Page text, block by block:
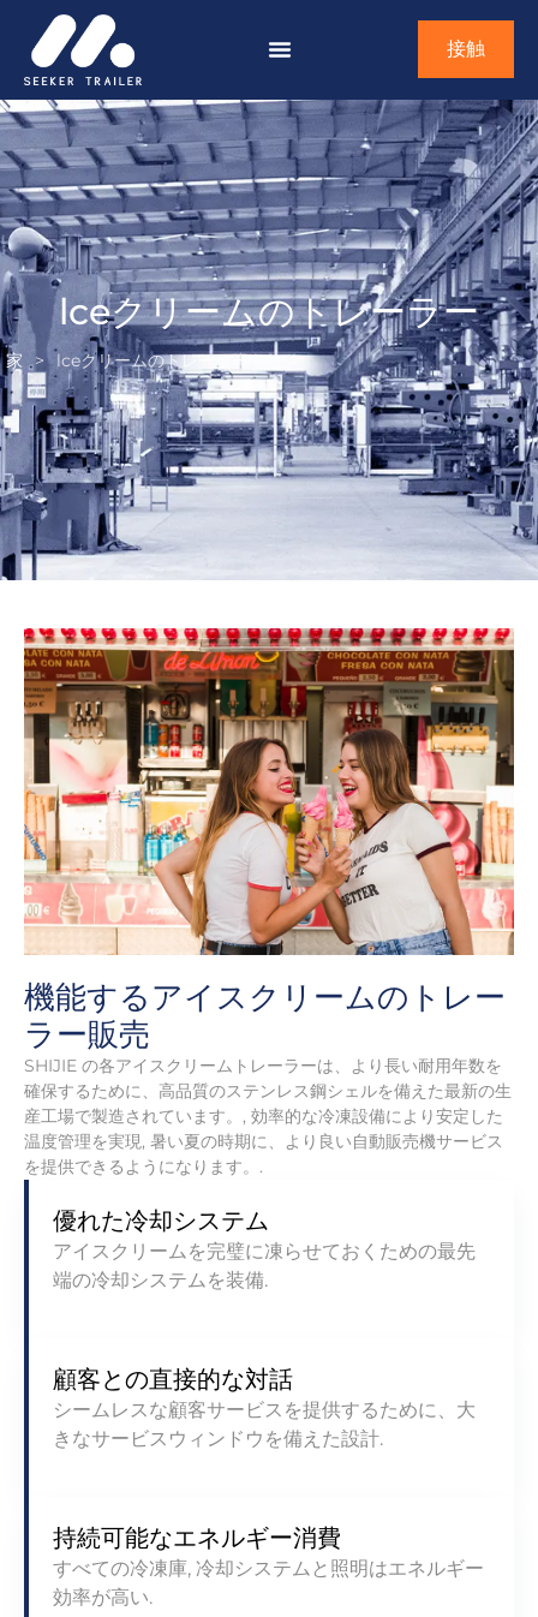
接触
lceクリームのトレーラー
家 > lceクリームのトレーラー
機能するアイスクリームのトレー
ラー販売
SHIJIE の各アイスクリームトレーラーは、より長い耐用年数を
確保するために、高品質のステンレス鋼シェルを備えた最新の生
産工場で製造されています。, 効率的な冷凍設備により安定した
温度管理を実現, 暑い夏の時期に、より良い自動販売機サービス
を提供できるようになります。.
優れた冷却システム
アイスクリームを完璧に凍らせておくための最先
端の冷却システムを装備.
顧客との直接的な対話
シームレスな顧客サービスを提供するために、大
きなサービスウィンドウを備えた設計.
持続可能なエネルギー消費
すべての冷凍庫, 冷却システムと照明はエネルギー
効率が高い.